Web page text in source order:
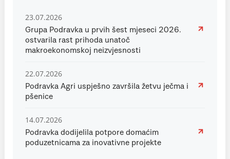
23.07.2026
Grupa Podravka u prvih šest mjeseci 2026.
ostvarila rast prihoda unatoč
makroekonomskoj neizvjesnosti
22.07.2026
Podravka Agri uspješno završila žetvu ječma i
pšenice
14.07.2026
Podravka dodijelila potpore domaćim
poduzetnicama za inovativne projekte